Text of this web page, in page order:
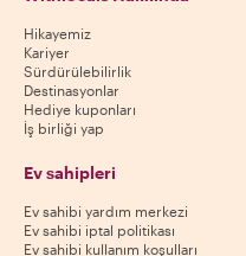
Hikayemiz
Kariyer
Sürdürülebilirlik
Destinasyonlar
Hediye kuponları
İş birliği yap
Ev sahipleri
Ev sahibi yardım merkezi
Ev sahibi iptal politikası
Ev sahibi kullanım koşulları